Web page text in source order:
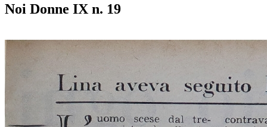
Noi Donne IX n. 19